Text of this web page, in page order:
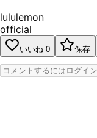
lululemon
official
いいね 0 保存